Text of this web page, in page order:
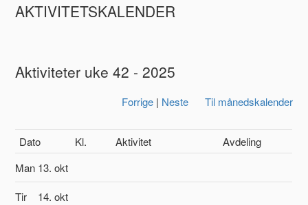
AKTIVITETSKALENDER
Aktiviteter uke 42 - 2025
Forrige| Neste Til månedskalender
Dato Kl. Aktivitet
Avdeling
Man 13. okt
Tir
14. okt